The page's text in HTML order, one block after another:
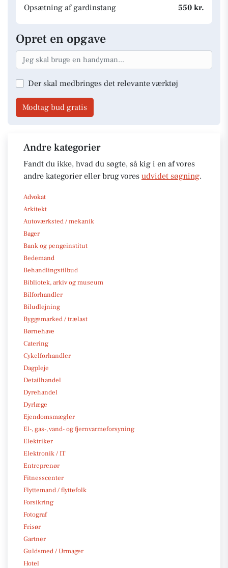
Opsætning af gardinstang 550 kr.
Opret en opgave
Der skal medbringes det relevante værktøj
Modtag bud gratis
Andre kategorier
Fandt du ikke, hvad du søgte, så kig i en af vores
andre kategorier eller brug vores udvidet søgning.
Advokat
Arkitekt
Autoværksted / mekanik
Bager
Bank og pengeinstitut
Bedemand
Behandlingstilbud
Bibliotek, arkiv og museum
Bilforhandler
Biludlejning
Byggemarked / trælast
Børnehave
Catering
Cykelforhandler
Dagpleje
Detailhandel
Dyrehandel
Dyrlæge
Ejendomsmægler
El-, gas-, vand- og fjernvarmeforsyning
Elektriker
Elektronik / IT
Entreprenør
Fitnesscenter
Flyttemand / flyttefolk
Forsikring
Fotograf
Frisør
Gartner
Guldsmed / Urmager
Hotel